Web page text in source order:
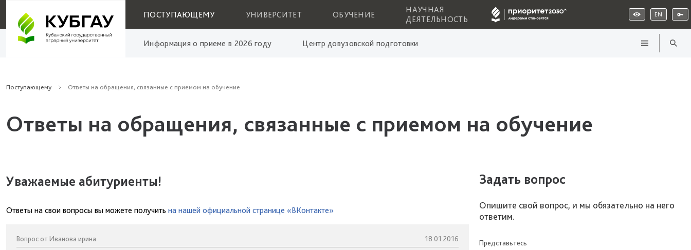
ПОСТУПАЮЩЕМУ УНИВЕРСИТЕТ ОБУЧЕНИЕ
НАУЧНАЯ
ДЕЯТЕЛЬНОСТЬ
EN
Информация о приеме в 2026 году Центр довузовской подготовки
Поступающему Ответы на обращения, связанные с приемом на обучение
Ответы на обращения, связанные с приемом на обучение
Уважаемые абитуриенты!
Ответы на свои вопросы вы можете получить на нашей официальной странице «ВКонтакте»
Вопрос от Иванова ирина 18.01.2016
Задать вопрос
Опишите свой вопрос, и мы обязательно на него
ответим.
Представьтесь